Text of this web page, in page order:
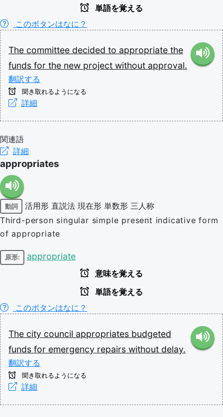
単語を覚える
このボタンはなに？
The committee decided to appropriate the
funds for the new project without approval.
翻訳する
聞き取れるようになる
詳細
関連語
詳細
appropriates
動詞 活用形 直説法 現在形 単数形 三人称
Third-person singular simple present indicative form
of appropriate
原形: appropriate
意味を覚える
単語を覚える
このボタンはなに？
The city council appropriates budgeted
funds for emergency repairs without delay.
翻訳する
聞き取れるようになる
詳細